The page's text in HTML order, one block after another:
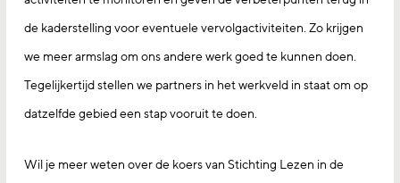
de kaderstel­ling voor eventuele vervolgactiviteiten. Zo krijgen
we meer armslag om ons andere werk goed te kunnen doen.
Tegelijkertijd stellen we partners in het werkveld in staat om op
datzelfde gebied een stap vooruit te doen.
Wil je meer weten over de koers van Stichting Lezen in de